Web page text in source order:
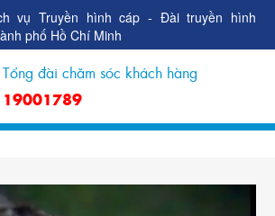
vụ Truyền hình cáp - Đài truyền hình
phố Hồ Chí Minh
Tổng đài chăm sóc khách hàng
19001789